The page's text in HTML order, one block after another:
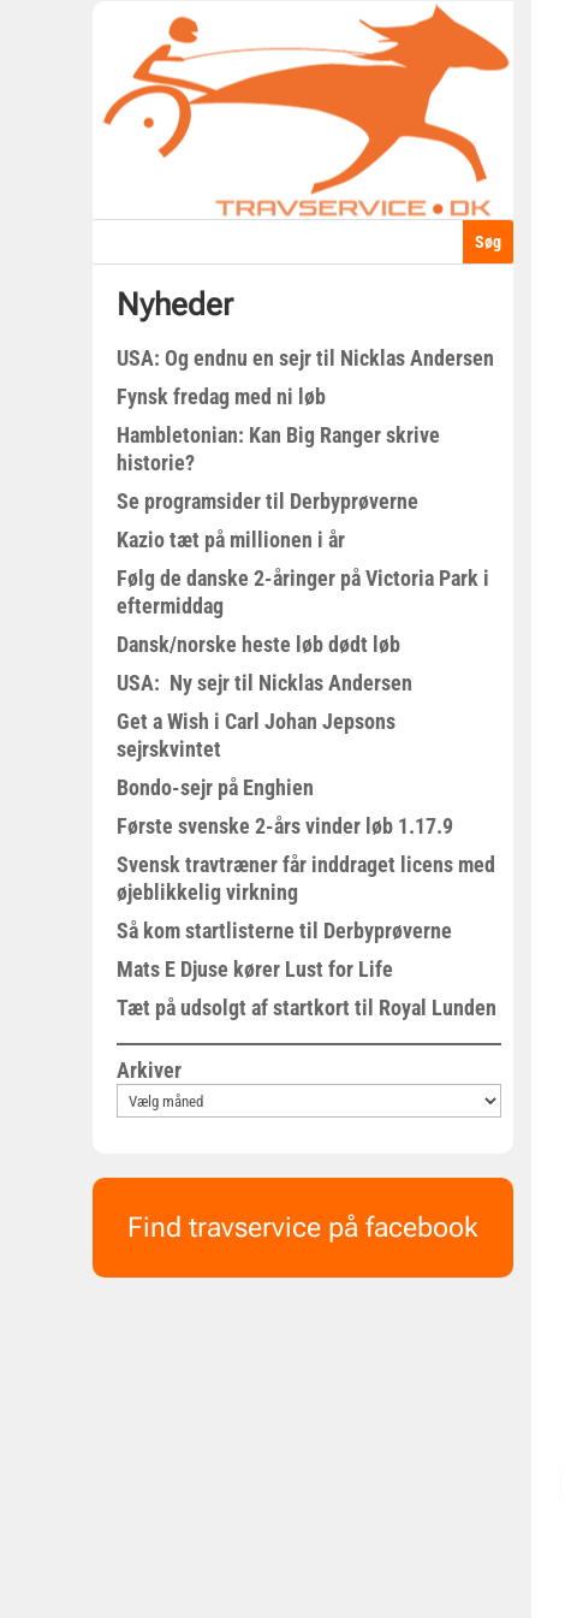
Nyheder
USA: Og endnu en sejr til Nicklas Andersen
Fynsk fredag med ni løb
Hambletonian: Kan Big Ranger skrive
historie?
Se programsider til Derbyprøverne
Kazio tæt på millionen i år
Følg de danske 2-åringer på Victoria Park i
eftermiddag
Dansk/norske heste løb dødt løb
USA: Ny sejr til Nicklas Andersen
Get a Wish i Carl Johan Jepsons
sejrskvintet
Bondo-sejr på Enghien
Første svenske 2-års vinder løb 1.17.9
Svensk travtræner får inddraget licens med
øjeblikkelig virkning
Så kom startlisterne til Derbyprøverne
Mats E Djuse kører Lust for Life
Tæt på udsolgt af startkort til Royal Lunden
Arkiver
Find travservice på facebook